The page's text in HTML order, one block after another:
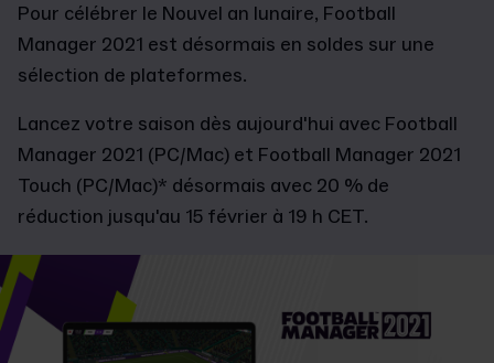
Pour célébrer le Nouvel an lunaire, Football
Manager 2021 est désormais en soldes sur une
sélection de plateformes.
Lancez votre saison dès aujourd'hui avec Football
Manager 2021 (PC/Mac) et Football Manager 2021
Touch (PC/Mac)* désormais avec 20 % de
réduction jusqu'au 15 février à 19 h CET.